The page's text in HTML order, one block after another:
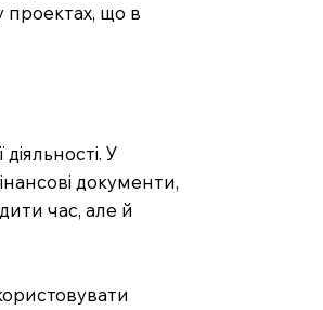
проектах, що в
У
документи,
час, але й